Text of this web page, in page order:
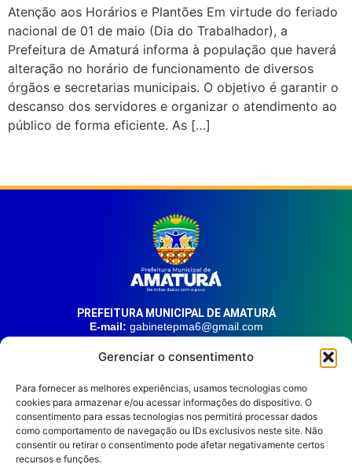
Gerenciar o consentimento
Para fornecer as melhores experiências, usamos tecnologias como
cookies para armazenar e/ou acessar informações do dispositivo. O
consentimento para essas tecnologias nos permitirá processar dados
como comportamento de navegação ou IDs exclusivos neste site. Não
consentir ou retirar o consentimento pode afetar negativamente certos
recursos e funções.
Atenção aos Horários e Plantões Em virtude do feriado
nacional de 01 de maio (Dia do Trabalhador), a
Prefeitura de Amaturá informa à população que haverá
alteração no horário de funcionamento de diversos
órgãos e secretarias municipais. O objetivo é garantir o
descanso dos servidores e organizar o atendimento ao
público de forma eficiente. As […]
PREFEITURA MUNICIPAL DE AMATURÁ
E-mail: gabinetepma6@gmail.com
Av. 21 de Junho, n° 1746, Centro | Amaturá – AM
HORÁRIO DE ATENDIMENTO
Segunda à sexta, das 08:00 às 14:00.